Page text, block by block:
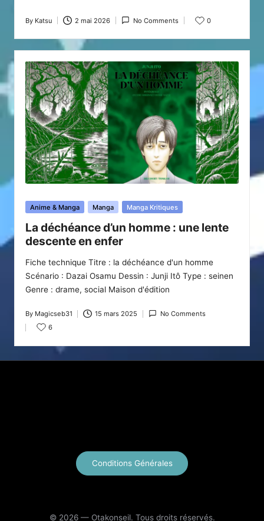
Posted
by
By Katsu 2 mai 2026 No Comments 0
Posted
Anime & Manga Manga Manga Kritiques
La déchéance d’un homme : une lente
descente en enfer
Fiche technique Titre : la déchéance d'un homme
Scénario : Dazai Osamu Dessin : Junji Itô Type : seinen
Genre : drame, social Maison d'édition
Posted
by
By Magicseb31 15 mars 2025
No Comments
6
Conditions Générales
© 2026 — Otakonseil. Tous droits réservés.